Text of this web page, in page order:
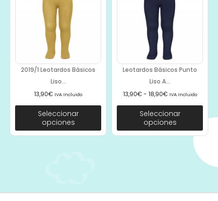
2019/1 Leotardos Básicos
Liso...
13,90€ IVA Incluido
Seleccionar
opciones
Leotardos Básicos Punto
Liso A...
13,90€ - 18,90€ IVA Incluido
Seleccionar
opciones